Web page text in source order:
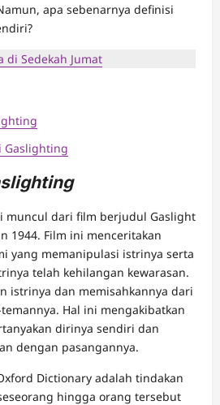
apa sebenarnya definisi
di Sedekah Jumat
Gaslighting
muncul dari film berjudul Gaslight
1944. Film ini menceritakan
yang memanipulasi istrinya serta
telah kehilangan kewarasan.
istrinya dan memisahkannya dari
Hal ini mengakibatkan
dirinya sendiri dan
dengan pasangannya.
Dictionary adalah tindakan
hingga orang tersebut